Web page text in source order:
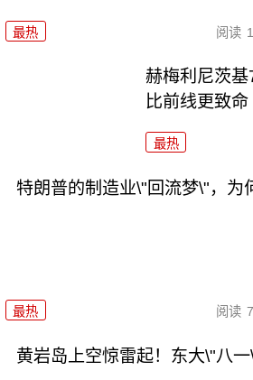
最热 阅读
赫梅利尼茨
比前线更致命
最热
特朗普的制造业\"回流梦\"，为
最热 阅读
黄岩岛上空惊雷起！东大\"八